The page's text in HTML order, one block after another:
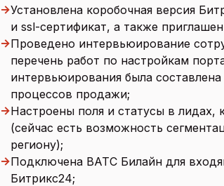
→Установлена коробочная версия
и ssl-сертификат, а также
→Проведено интервьюирование
перечень работ по настройкам
интервьюирования была
процессов продажи;
→Настроены поля и статусы в лидах,
(сейчас есть возможность
региону);
→Подключена ВАТС Билайн для
Битрикс24;